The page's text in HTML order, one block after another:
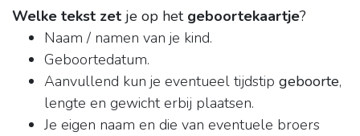
Welke tekst zet je op het geboortekaartje?
Naam / namen van je kind.
Geboortedatum.
Aanvullend kun je eventueel tijdstip geboorte,
lengte en gewicht erbij plaatsen.
Je eigen naam en die van eventuele broers